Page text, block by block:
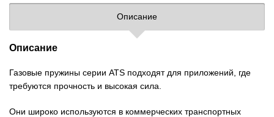
Описание
Описание
Газовые пружины серии ATS подходят для приложений, где
требуются прочность и высокая сила.
Они широко используются в коммерческих транспортных